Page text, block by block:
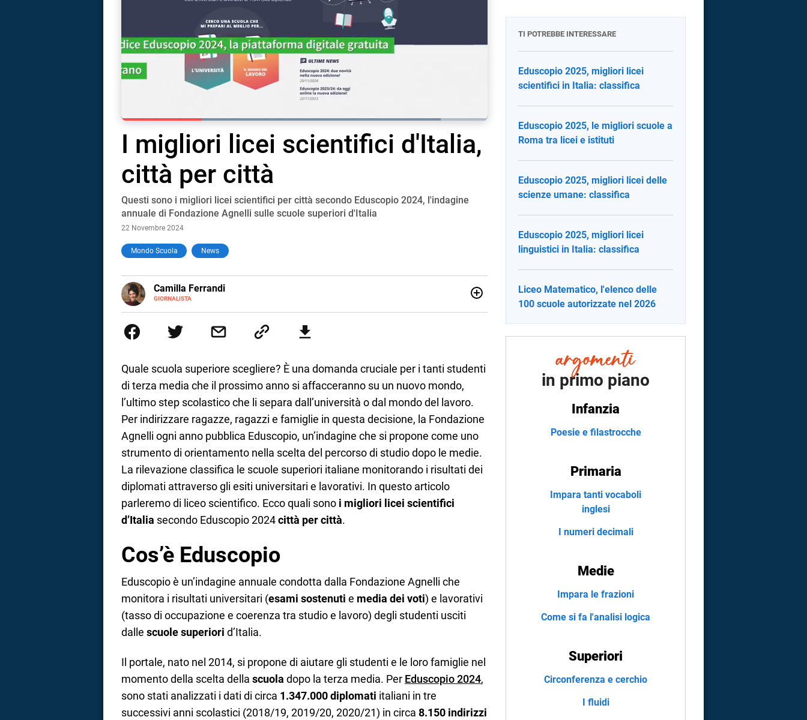
PauseUnmuteCurrent Time
0:18 Duration
1:19
Loaded:87.15%
Fullscreen
I migliori licei scientifici d'Italia,
città per città
Questi sono i migliori licei scientifici per città secondo Eduscopio 2024, l'indagine
annuale di Fondazione Agnelli sulle scuole superiori d'Italia
22 Novembre 2024
Mondo Scuola News
Camilla Ferrandi
GIORNALISTA
E-
MAIL
LINKEDIN
più fermata. L’attualità è il mio pane quotidiano, i libri la mia via per evadere e viaggiare con
Quale scuola superiore scegliere? È una domanda cruciale per i tanti studenti
di terza media che il prossimo anno si affacceranno su un nuovo mondo,
l’ultimo step scolastico che li separa dall’università o dal mondo del lavoro.
Per indirizzare ragazze, ragazzi e famiglie in questa decisione, la Fondazione
Agnelli ogni anno pubblica Eduscopio, un’indagine che si propone come uno
strumento di orientamento nella scelta del percorso di studio dopo le medie.
La rilevazione classifica le scuole superiori italiane monitorando i risultati dei
diplomati attraverso gli esiti universitari e lavorativi. In questo articolo
parleremo di liceo scientifico. Ecco quali sono i migliori licei scientifici
d’Italia secondo Eduscopio 2024città per città.
Cos’è Eduscopio
Eduscopio è un’indagine annuale condotta dalla Fondazione Agnelli che
monitora i risultati universitari (esami sostenuti e media dei voti) e lavorativi
(tasso di occupazione e coerenza tra studio e lavoro) degli studenti usciti
dalle scuole superiori d’Italia.
Il portale, nato nel 2014, si propone di aiutare gli studenti e le loro famiglie nel
momento della scelta della scuola dopo la terza media. Per Eduscopio 2024,
sono stati analizzati i dati di circa 1.347.000 diplomati italiani in tre
successivi anni scolastici (2018/19, 2019/20, 2020/21) in circa 8.150 indirizzi
TI POTREBBE INTERESSARE
Eduscopio 2025, migliori licei
scientifici in Italia: classifica
Eduscopio 2025, le migliori scuole a
Roma tra licei e istituti
Eduscopio 2025, migliori licei delle
scienze umane: classifica
Eduscopio 2025, migliori licei
linguistici in Italia: classifica
Liceo Matematico, l'elenco delle
100 scuole autorizzate nel 2026
in primo piano
Infanzia
Poesie e filastrocche
Primaria
Impara tanti vocaboli
inglesi
I numeri decimali
Medie
Impara le frazioni
Come si fa l'analisi logica
Superiori
Circonferenza e cerchio
I fluidi